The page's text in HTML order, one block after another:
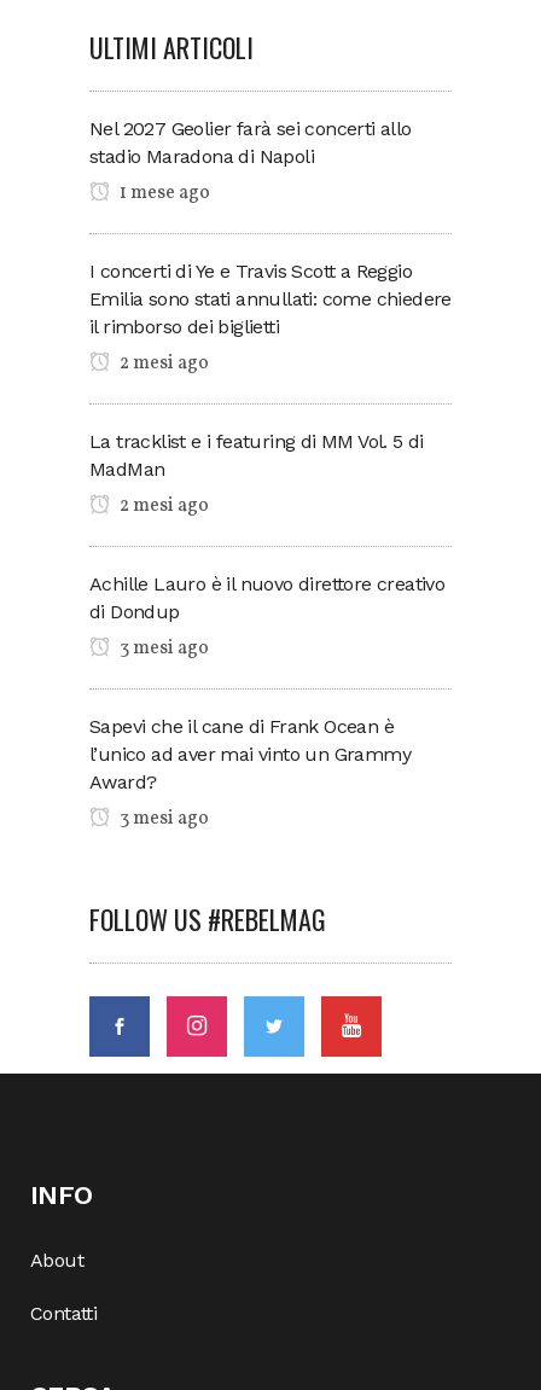
ULTIMI ARTICOLI
Nel 2027 Geolier farà sei concerti allo
stadio Maradona di Napoli
1 mese ago
I concerti di Ye e Travis Scott a Reggio
Emilia sono stati annullati: come chiedere
il rimborso dei biglietti
2 mesi ago
La tracklist e i featuring di MM Vol. 5 di
MadMan
2 mesi ago
Achille Lauro è il nuovo direttore creativo
di Dondup
3 mesi ago
Sapevi che il cane di Frank Ocean è
l’unico ad aver mai vinto un Grammy
Award?
3 mesi ago
FOLLOW US #REBELMAG
INFO
About
Contatti